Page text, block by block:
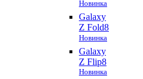
Новинка
Galaxy
Z Fold8
Новинка
Galaxy
Z Flip8
Новинка